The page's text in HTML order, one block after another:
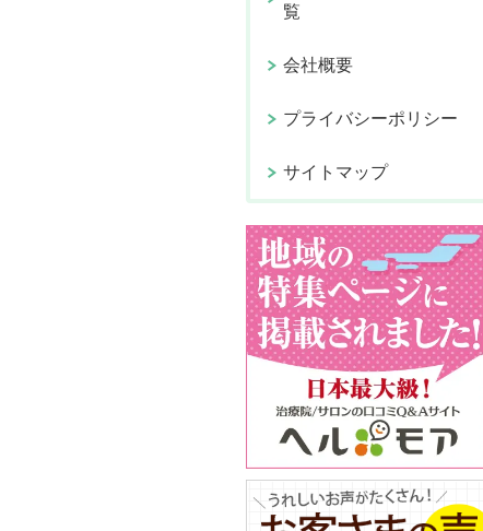
覧
会社概要
プライバシーポリシー
サイトマップ